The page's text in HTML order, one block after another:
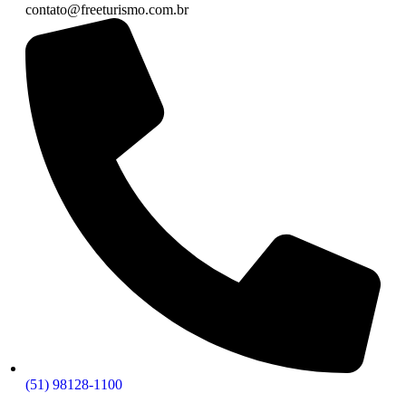
contato@freeturismo.com.br
(51) 98128-1100